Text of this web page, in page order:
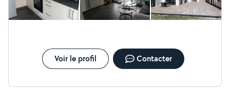
Voir le profil Contacter